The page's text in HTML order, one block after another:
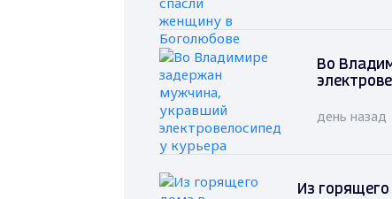
Во
день назад
Из